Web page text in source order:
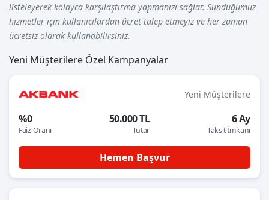
listeleyerek kolayca karşılaştırma yapmanızı sağlar. Sunduğumuz
hizmetler için kullanıcılardan ücret talep etmeyiz ve her zaman
ücretsiz olarak kullanabilirsiniz.
Yeni Müşterilere Özel Kampanyalar
Yeni Müşterilere
%0
Faiz Oranı
50.000 TL
Tutar
6 Ay
Taksit İmkanı
Hemen Başvur